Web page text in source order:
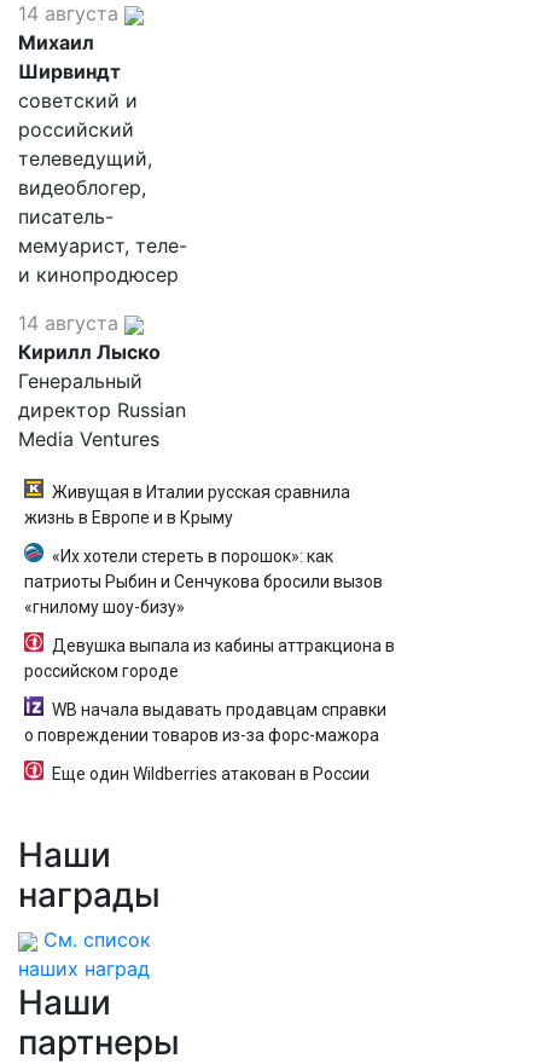
14 августа
Михаил
Ширвиндт
советский и
российский
телеведущий,
видеоблогер,
писатель-
мемуарист, теле-
и кинопродюсер
14 августа
Кирилл Лыско
Генеральный
директор Russian
Media Ventures
Живущая в Италии русская сравнила
жизнь в Европе и в Крыму
«Их хотели стереть в порошок»: как
патриоты Рыбин и Сенчукова бросили вызов
«гнилому шоу-бизу»
Девушка выпала из кабины аттракциона в
российском городе
WB начала выдавать продавцам справки
о повреждении товаров из-за форс-мажора
Еще один Wildberries атакован в России
Наши
награды
См. список
наших наград
Наши
партнеры